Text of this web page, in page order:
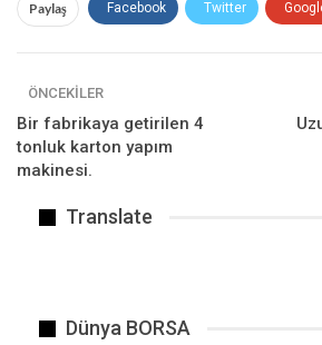
tane eser ortaya koyun be.
beklediler” dedi.
BENZER HABER
Paylaş Facebook Twitter
ÖNCEKILER
Bir fabrikaya getirilen 4
tonluk karton yapım
makinesi.
Translate
Dünya BORSA